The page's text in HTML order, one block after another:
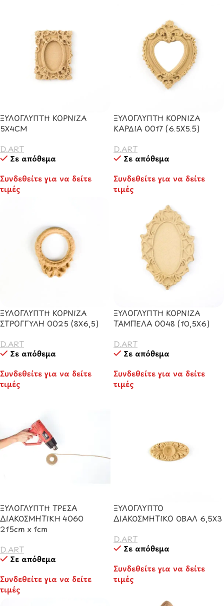
ΞΥΛΟΓΛΥΠΤΗ ΚΟΡΝΙΖΑ
5Χ4CM
D.ART
Σε απόθεμα
Συνδεθείτε για να δείτε
τιμές
ΞΥΛΟΓΛΥΠΤΗ ΚΟΡΝΙΖΑ
ΚΑΡΔΙΑ 0017 (6.5X5.5)
D.ART
Σε απόθεμα
Συνδεθείτε για να δείτε
τιμές
ΞΥΛΟΓΛΥΠΤΗ ΚΟΡΝΙΖΑ
ΣΤΡΟΓΓΥΛΗ 0025 (8Χ6,5)
D.ART
Σε απόθεμα
Συνδεθείτε για να δείτε
τιμές
ΞΥΛΟΓΛΥΠΤΗ ΚΟΡΝΙΖΑ
ΤΑΜΠΕΛΑ 0048 (10,5Χ6)
D.ART
Σε απόθεμα
Συνδεθείτε για να δείτε
τιμές
ΞΥΛΟΓΛΥΠΤΗ ΤΡΕΣΑ
ΔΙΑΚΟΣΜΗΤΙΚΗ 4060
215cm x 1cm
D.ART
Σε απόθεμα
Συνδεθείτε για να δείτε
τιμές
ΞΥΛΟΓΛΥΠΤΟ
ΔΙΑΚΟΣΜΗΤΙΚΟ ΟΒΑΛ 6,5Χ3
D.ART
Σε απόθεμα
Συνδεθείτε για να δείτε
τιμές